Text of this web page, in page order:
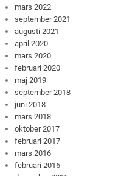
mars 2022
september 2021
augusti 2021
april 2020
mars 2020
februari 2020
maj 2019
september 2018
juni 2018
mars 2018
oktober 2017
februari 2017
mars 2016
februari 2016